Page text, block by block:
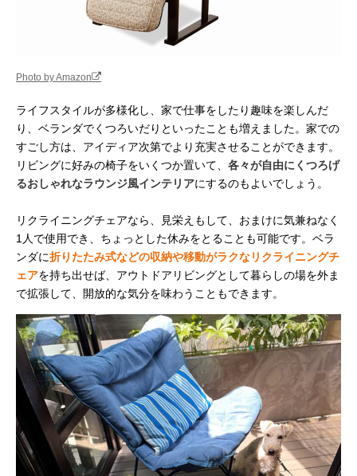
Photo by Amazon
ライフスタイルが多様化し、家で仕事をしたり趣味を楽しんだ
り、ベランダでくつろいだりといったことも増えました。家での
すごし方は、アイディア次第でより充実させることができます。
リビングに好みの椅子をいくつか置いて、 各々が自由にくつろげ
るおしゃれなラウンジ風インテリアにするのもよいでしょう。
リクライニングチェアなら、見栄えもして、おまけに気兼ねなく
1人で使用でき、ちょっとした休みをとることも可能です。ベラ
ンダに折りたたみ式などの収納や移動がラクなリクライニングチ
ェアを持ち出せば、アウトドアリビングとして暮らしの場を外ま
で拡張して、開放的な気分を味わうこともできます。